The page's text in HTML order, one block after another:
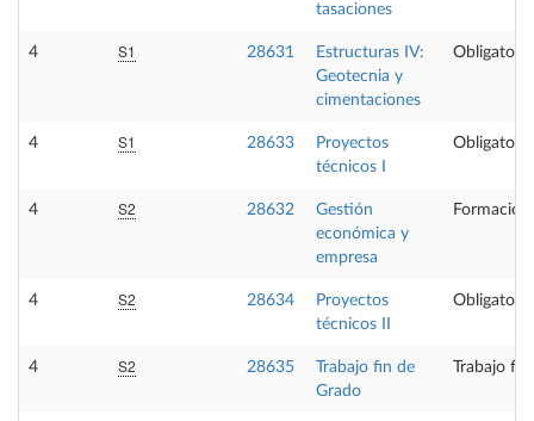
tasaciones
4 S1 28631
Estructuras IV:
Geotecnia y
cimentaciones
Obligatoria
4 S1 28633
Proyectos
técnicos I
Obligatoria
4 S2 28632
Gestión
económica y
empresa
Formación
4 S2 28634
Proyectos
técnicos II
Obligatoria
4 S2 28635
Trabajo fin de
Grado
Trabajo